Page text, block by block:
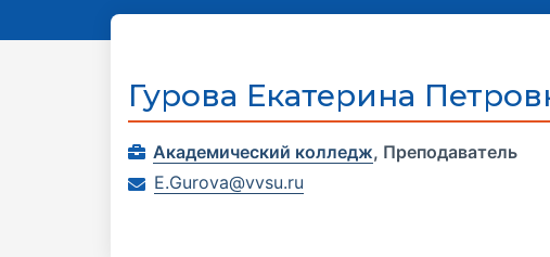
Гурова Екатерина
Академический колледж, Преподаватель
E.Gurova@vvsu.ru